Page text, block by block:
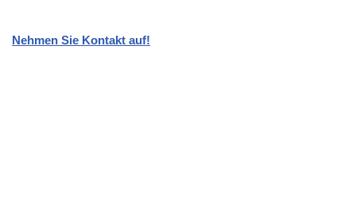
Nehmen Sie Kontakt auf!